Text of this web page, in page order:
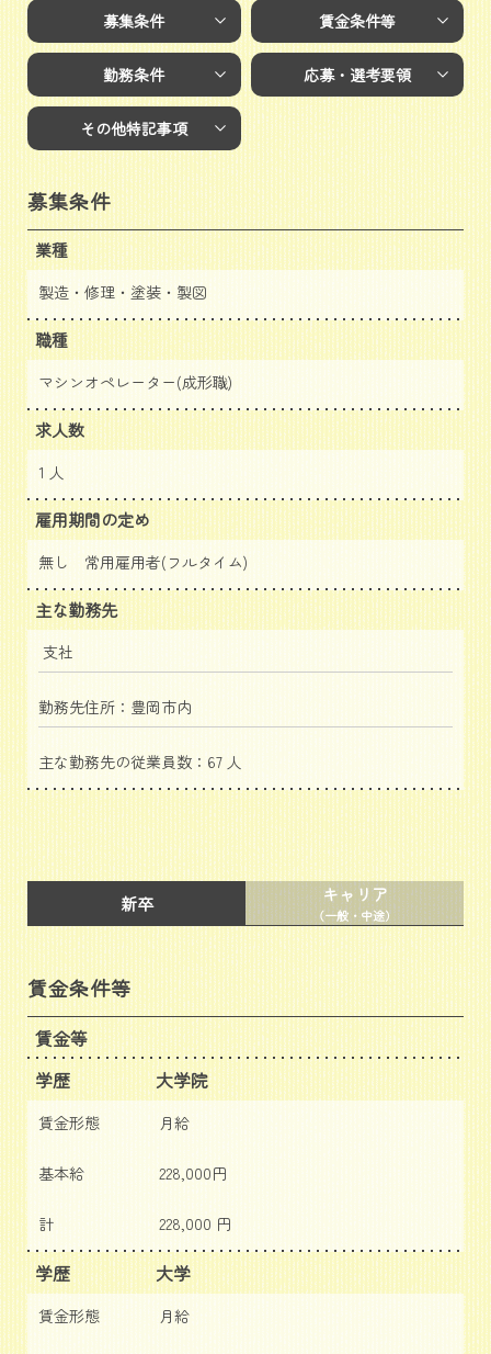
募集条件 賃金条件等
勤務条件 応募・選考要領
その他特記事項
募集条件
業種
製造・修理・塗装・製図
職種
マシンオペレーター(成形職)
求人数
1 人
雇用期間の定め
無し 常用雇用者(フルタイム)
主な勤務先
支社
勤務先住所：豊岡市内
主な勤務先の従業員数：67 人
新卒 キャリア
（一般・中途）
賃金条件等
賃金等
学歴
大学院
賃金形態 月給
基本給 228,000円
計 228,000 円
学歴 大学
賃金形態 月給